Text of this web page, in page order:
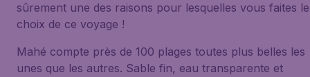
sûrement une des raisons pour lesquelles vous faites le
choix de ce voyage !
Mahé compte près de 100 plages toutes plus belles les
unes que les autres. Sable fin, eau transparente et